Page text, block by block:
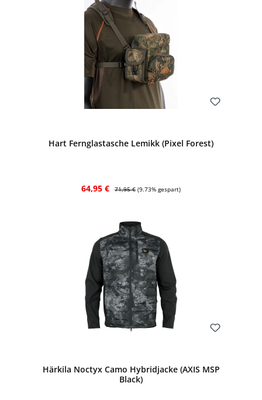
Hart Fernglastasche Lemikk (Pixel Forest)
Verkaufspreis:
64,95 € Regulärer Preis:
71,95 € (9.73% gespart)
Härkila Noctyx Camo Hybridjacke (AXIS MSP
Black)